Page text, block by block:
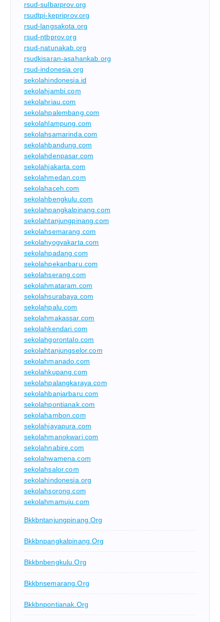
rsud-sulbarprov.org
rsudtpi-kepriprov.org
rsud-langsakota.org
rsud-ntbprov.org
rsud-natunakab.org
rsudkisaran-asahankab.org
rsud-indonesia.org
sekolahindonesia.id
sekolahjambi.com
sekolahriau.com
sekolahpalembang.com
sekolahlampung.com
sekolahsamarinda.com
sekolahbandung.com
sekolahdenpasar.com
sekolahjakarta.com
sekolahmedan.com
sekolahaceh.com
sekolahbengkulu.com
sekolahpangkalpinang.com
sekolahtanjungpinang.com
sekolahsemarang.com
sekolahyogyakarta.com
sekolahpadang.com
sekolahpekanbaru.com
sekolahserang.com
sekolahmataram.com
sekolahsurabaya.com
sekolahpalu.com
sekolahmakassar.com
sekolahkendari.com
sekolahgorontalo.com
sekolahtanjungselor.com
sekolahmanado.com
sekolahkupang.com
sekolahpalangkaraya.com
sekolahbanjarbaru.com
sekolahpontianak.com
sekolahambon.com
sekolahjayapura.com
sekolahmanokwari.com
sekolahnabire.com
sekolahwamena.com
sekolahsalor.com
sekolahindonesia.org
sekolahsorong.com
sekolahmamuju.com
Bkkbntanjungpinang.org
Bkkbnpangkalpinang.org
Bkkbnbengkulu.org
Bkkbnsemarang.org
Bkkbnpontianak.org